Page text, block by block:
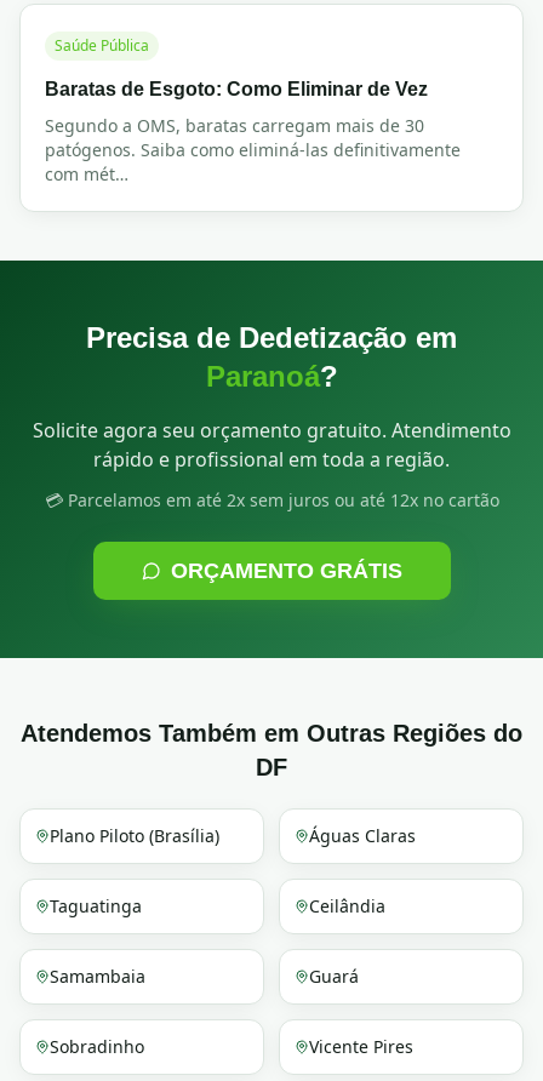
Saúde Pública
Baratas de Esgoto: Como Eliminar de Vez
Segundo a OMS, baratas carregam mais de 30
patógenos. Saiba como eliminá-las definitivamente
com mét…
Precisa de Dedetização em
Paranoá?
Solicite agora seu orçamento gratuito. Atendimento
rápido e profissional em toda a região.
💳 Parcelamos em até 2x sem juros ou até 12x no cartão
ORÇAMENTO GRÁTIS
Atendemos Também em Outras Regiões do
DF
Plano Piloto (Brasília) Águas Claras
Taguatinga Ceilândia
Samambaia Guará
Sobradinho Vicente Pires